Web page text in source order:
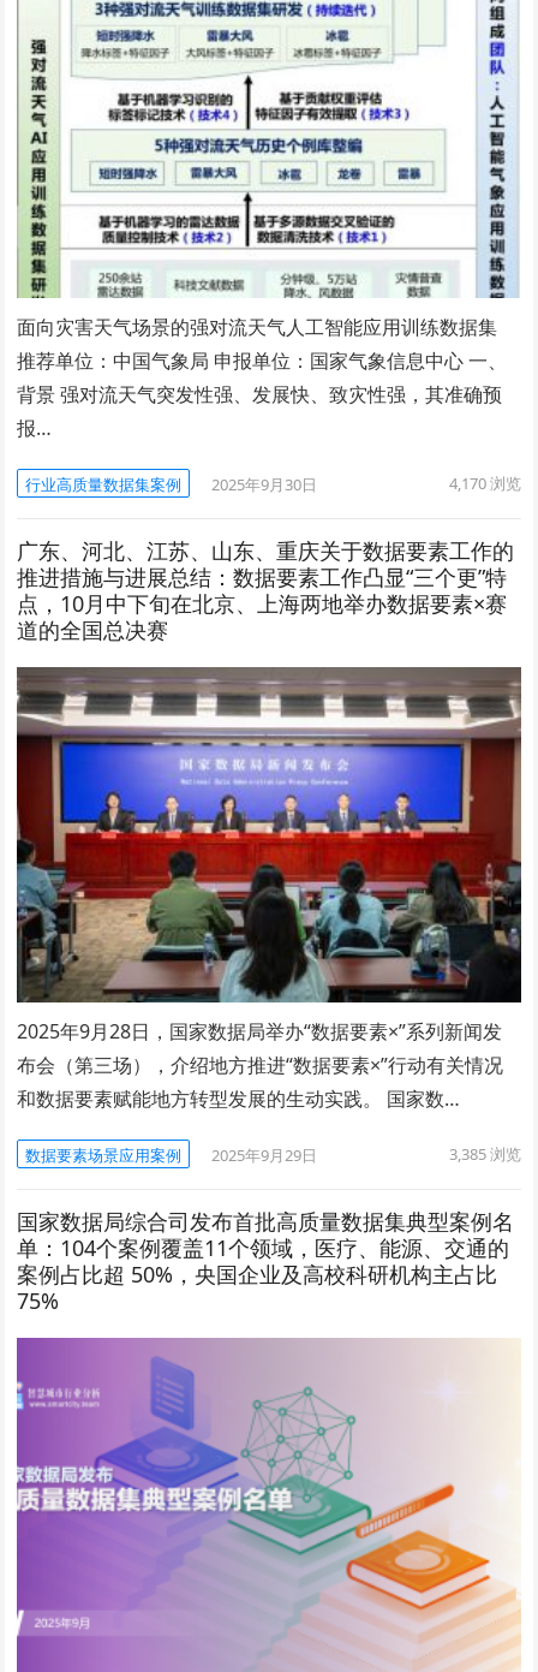
面向灾害天气场景的强对流天气人工智能应用训练数据集
推荐单位：中国气象局 申报单位：国家气象信息中心 一、
背景 强对流天气突发性强、发展快、致灾性强，其准确预
报…
行业高质量数据集案例 2025年9月30日 4,170浏览
广东、河北、江苏、山东、重庆关于数据要素工作的
推进措施与进展总结：数据要素工作凸显“三个更”特
点，10月中下旬在北京、上海两地举办数据要素×赛
道的全国总决赛
2025年9月28日，国家数据局举办“数据要素×”系列新闻发
布会（第三场），介绍地方推进“数据要素×”行动有关情况
和数据要素赋能地方转型发展的生动实践。 国家数…
数据要素场景应用案例 2025年9月29日 3,385浏览
国家数据局综合司发布首批高质量数据集典型案例名
单：104个案例覆盖11个领域，医疗、能源、交通的
案例占比超 50%，央国企业及高校科研机构主占比
75%